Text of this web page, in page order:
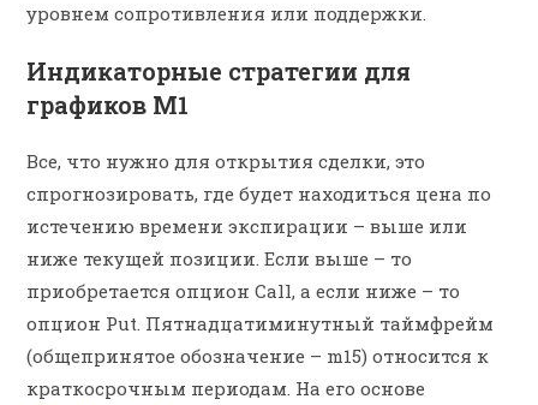
уровнем сопротивления или поддержки.
Индикаторные стратегии для
графиков М1
Все, что нужно для открытия сделки, это
спрогнозировать, где будет находиться цена по
истечению времени экспирации – выше или
ниже текущей позиции. Если выше – то
приобретается опцион Call, а если ниже – то
опцион Put. Пятнадцатиминутный таймфрейм
(общепринятое обозначение – m15) относится к
краткосрочным периодам. На его основе